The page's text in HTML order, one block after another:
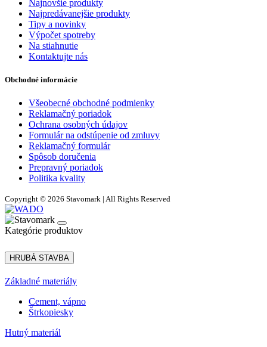
Najnovšie produkty
Najpredávanejšie produkty
Tipy a novinky
Výpočet spotreby
Na stiahnutie
Kontaktujte nás
Obchodné informácie
Všeobecné obchodné podmienky
Reklamačný poriadok
Ochrana osobných údajov
Formulár na odstúpenie od zmluvy
Reklamačný formulár
Spôsob doručenia
Prepravný poriadok
Politika kvality
Copyright © 2026 Stavomark | All Rights Reserved
Kategórie produktov
HRUBÁ STAVBA
Základné materiály
Cement, vápno
Štrkopiesky
Hutný materiál